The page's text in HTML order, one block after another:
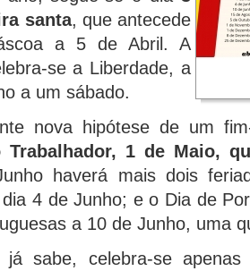
santa, que antecede
a 5 de Abril. A
se a Liberdade, a
a um sábado.
nova hipótese de um
Trabalhador, 1 de Maio,
haverá mais dois
4 de Junho; e o Dia de
a 10 de Junho, uma
sabe, celebra-se